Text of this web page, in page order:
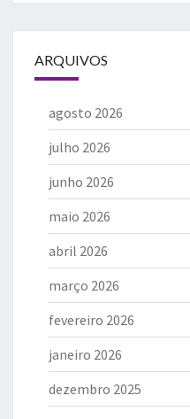
ARQUIVOS
agosto 2026
julho 2026
junho 2026
maio 2026
abril 2026
março 2026
fevereiro 2026
janeiro 2026
dezembro 2025